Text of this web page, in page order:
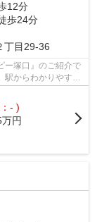
12分
歩24分
丁目29-36
ー塚口』のご紹介で
駅からわかりやすい
- )
万円